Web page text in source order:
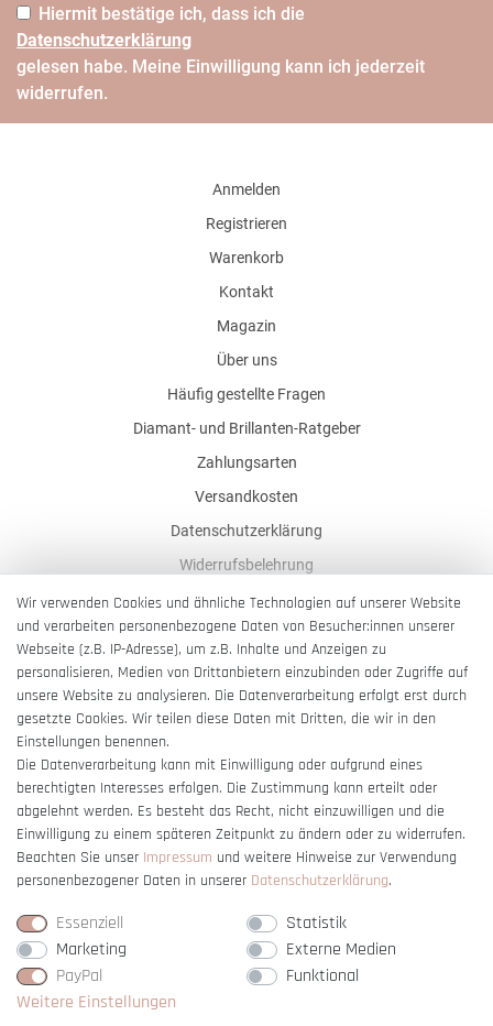
Hiermit bestätige ich, dass ich die
Daten­schutz­erklärung
gelesen habe. Meine Einwilligung kann ich jederzeit
widerrufen.
Anmelden
Registrieren
Warenkorb
Kontakt
Magazin
Über uns
Häufig gestellte Fragen
Diamant- und Brillanten-Ratgeber
Zahlungsarten
Versandkosten
Datenschutzerklärung
Widerrufsbelehrung
AGB
Impressum
Barrierefreiheitserklärung
Vertrag widerrufen
Wir verwenden Cookies und ähnliche Technologien auf unserer Website
und verarbeiten personenbezogene Daten von Besucher:innen unserer
Webseite (z.B. IP-Adresse), um z.B. Inhalte und Anzeigen zu
personalisieren, Medien von Drittanbietern einzubinden oder Zugriffe auf
unsere Website zu analysieren. Die Datenverarbeitung erfolgt erst durch
gesetzte Cookies. Wir teilen diese Daten mit Dritten, die wir in den
Einstellungen benennen.
Die Datenverarbeitung kann mit Einwilligung oder aufgrund eines
berechtigten Interesses erfolgen. Die Zustimmung kann erteilt oder
abgelehnt werden. Es besteht das Recht, nicht einzuwilligen und die
Einwilligung zu einem späteren Zeitpunkt zu ändern oder zu widerrufen.
Beachten Sie unser Impressum und weitere Hinweise zur Verwendung
personenbezogener Daten in unserer Daten­schutz­erklärung.
Essenziell
Statistik
Marketing
Externe Medien
PayPal
Funktional
Weitere Einstellungen